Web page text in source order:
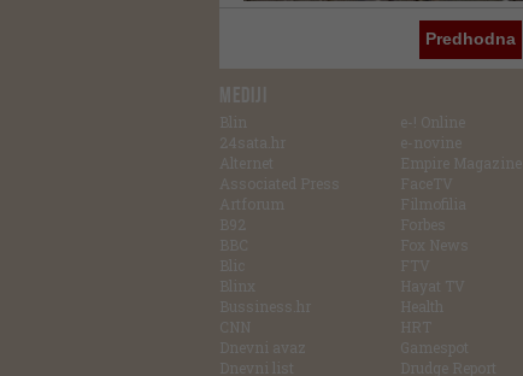
Predhodna
MEDIJI
Blin
24sata.hr
Alternet
Associated Press
Artforum
B92
BBC
Blic
Blinx
Bussiness.hr
CNN
Dnevni avaz
Dnevni list
e-! Online
e-novine
Empire Magazine
FaceTV
Filmofilia
Forbes
Fox News
FTV
Hayat TV
Health
HRT
Gamespot
Drudge Report